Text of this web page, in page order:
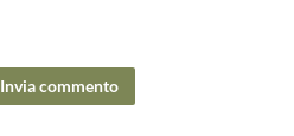
Invia commento